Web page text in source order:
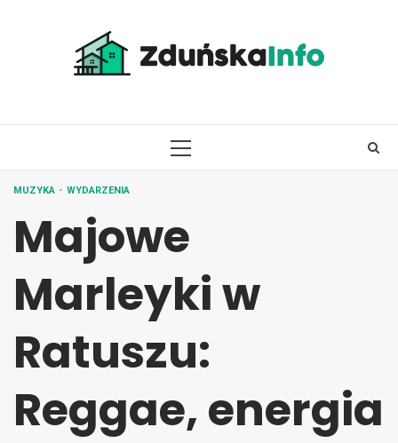
PRIMARY
MUZYKA WYDARZENIA
Majowe
Marleyki w
Ratuszu:
Reggae, energia